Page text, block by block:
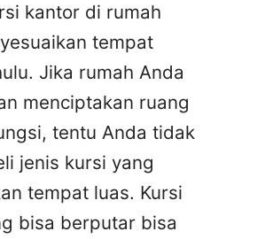
kantor di rumah
tempat
Jika rumah Anda
menciptakan ruang
tentu Anda tidak
jenis kursi yang
tempat luas. Kursi
bisa berputar bisa